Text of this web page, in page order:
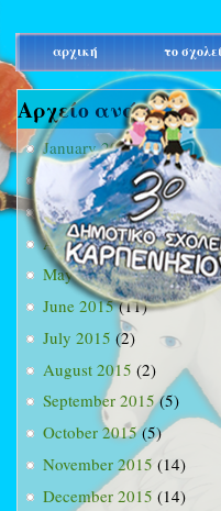
main_menu
αρχική το
Αρχείο ανά μήνα
January 2015(3)
February 2015(9)
March 2015(34)
April 2015(15)
May 2015(13)
June 2015(11)
July 2015 (2)
August 2015 (2)
September 2015(5)
October 2015(5)
November 2015 (14)
December 2015 (14)